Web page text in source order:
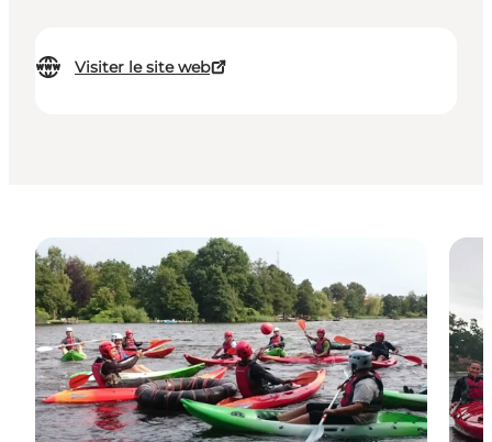
Visiter le site web